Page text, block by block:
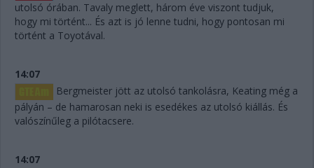
utolsó órában. Tavaly meglett, három éve viszont tudjuk,
hogy mi történt... És azt is jó lenne tudni, hogy pontosan mi
történt a Toyotával.
14:07
Bergmeister jött az utolsó tankolásra, Keating még a
pályán – de hamarosan neki is esedékes az utolsó kiállás. És
valószínűleg a pilótacsere.
14:07